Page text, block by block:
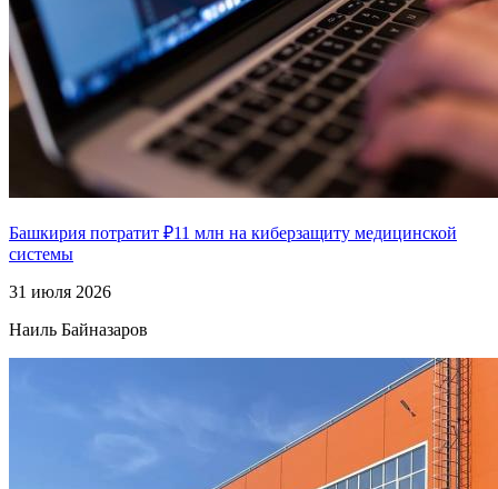
Башкирия потратит ₽11 млн на киберзащиту медицинской
системы
31 июля 2026
Наиль Байназаров